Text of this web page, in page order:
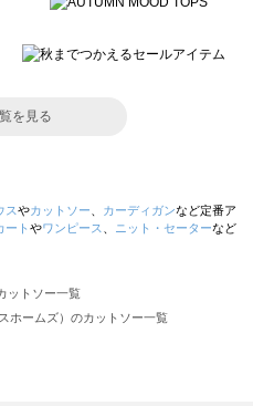
を見る
スやカットソー カーディガンなど定番ア
ート やワンピース ニット・セーターなど
ットソー一覧
ホームズ）のカットソー一覧
サマンサモスモス）のカットソー一覧